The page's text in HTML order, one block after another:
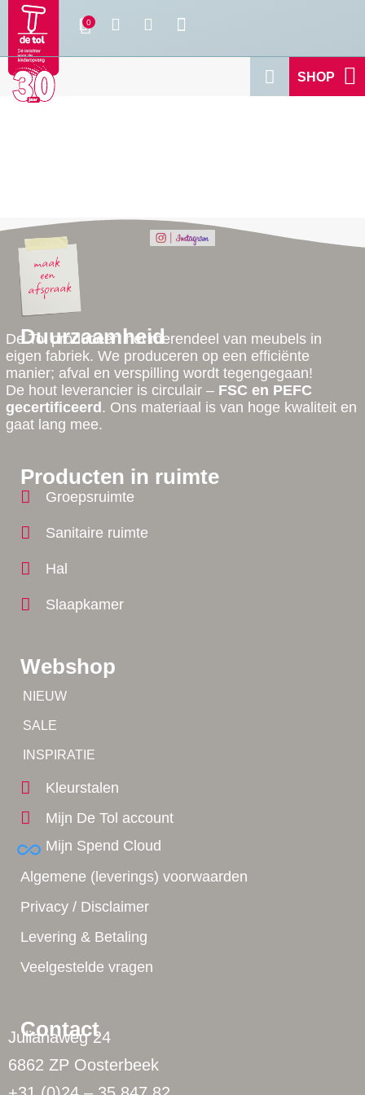
SHOP
Contact
Julianaweg 24
6862 ZP Oosterbeek
Webshop
NIEUW
SALE
INSPIRATIE
Kleurstalen
Mijn De Tol account
Mijn Spend Cloud
Algemene (leverings) voorwaarden
Privacy / Disclaimer
Levering & Betaling
Veelgestelde vragen
Producten in ruimte
Groepsruimte
Sanitaire ruimte
Hal
Slaapkamer
Duurzaamheid
De Tol produceert het merendeel van meubels in
eigen fabriek. We produceren op een efficiënte
manier; afval en verspilling wordt tegengegaan!
De hout leverancier is circulair – FSC en PEFC
gecertificeerd . Ons materiaal is van hoge kwaliteit en
gaat lang mee.